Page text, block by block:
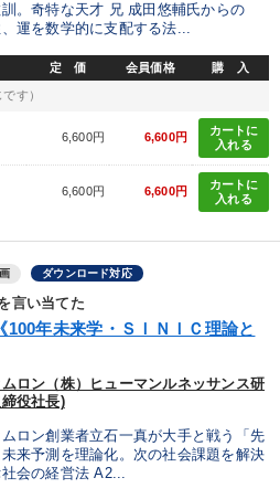
。奇特な天才 兄 成田悠輔氏からの
運を数学的に支配する法...
定 価 会員価格 購 入
す）
6,600円 6,600円
カートに
入れる
6,600円 6,600円
カートに
入れる
ダウンロード対応
言い当てた
100年未来学・ＳＩＮＩＣ理論と
ロン（株）ヒューマンルネッサンス研
役社長)
ロン創業者立石一真が大手と戦う「先
来予測を理論化。次の社会課題を解決
会の経営法 A2...